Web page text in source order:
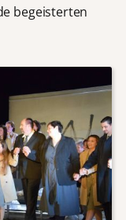
begeisterten